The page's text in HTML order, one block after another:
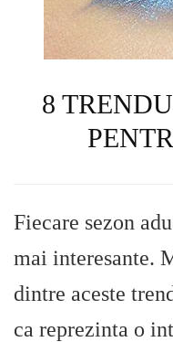
8
Fiecare sezon
mai interesante.
dintre aceste
ca reprezinta o